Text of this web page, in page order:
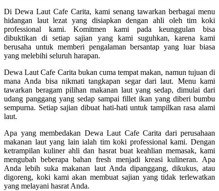
Di Dewa Laut Cafe Carita, kami senang tawarkan berbagai menu
hidangan laut lezat yang disiapkan dengan ahli oleh tim koki
professional kami. Komitmen kami pada keunggulan bisa
dibuktikan di setiap sajian yang kami suguhkan, karena kami
berusaha untuk memberi pengalaman bersantap yang luar biasa
yang melebihi seluruh harapan.
Dewa Laut Cafe Carita bukan cuma tempat makan, namun tujuan di
mana Anda bisa nikmati tangkapan segar dari laut. Menu kami
tawarkan beragam pilihan makanan laut yang sedap, dimulai dari
udang panggang yang sedap sampai fillet ikan yang diberi bumbu
sempurna. Setiap sajian dibuat hati-hati untuk tampilkan rasa alami
laut.
Apa yang membedakan Dewa Laut Cafe Carita dari perusahaan
makanan laut yang lain ialah tim koki professional kami. Dengan
ketrampilan kuliner ahli dan hasrat buat keahlian memasak, kami
mengubah beberapa bahan fresh menjadi kreasi kulineran. Apa
Anda lebih suka makanan laut Anda dipanggang, dikukus, atau
digoreng, koki kami akan membuat sajian yang tidak terlewatkan
yang melayani hasrat Anda.